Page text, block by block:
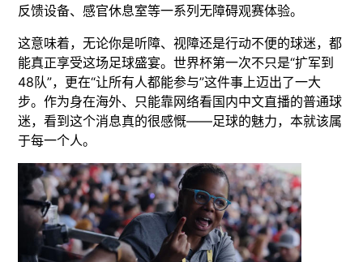
反馈设备、感官休息室等一系列无障碍观赛体验。
这意味着，无论你是听障、视障还是行动不便的球迷，都
能真正享受这场足球盛宴。世界杯第一次不只是“扩军到
48队”，更在“让所有人都能参与”这件事上迈出了一大
步。作为身在海外、只能靠网络看国内中文直播的普通球
迷，看到这个消息真的很感慨——足球的魅力，本就该属
于每一个人。